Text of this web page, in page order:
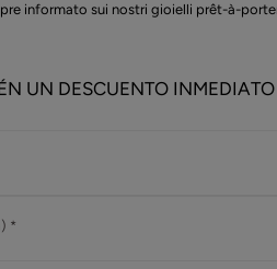
informato sui nostri gioielli prêt-à-
UN DESCUENTO
*